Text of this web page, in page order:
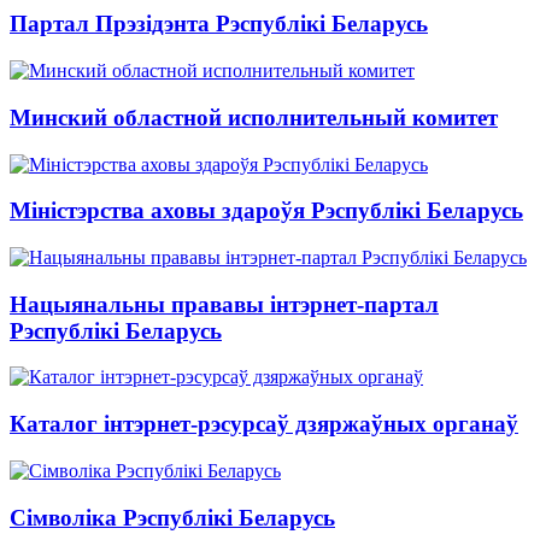
Партал Прэзідэнта Рэспублікі Беларусь
Минский областной исполнительный комитет
Міністэрства аховы здароўя Рэспублікі Беларусь
Нацыянальны прававы інтэрнет-партал
Рэспублікі Беларусь
Каталог інтэрнет-рэсурсаў дзяржаўных органаў
Сімволіка Рэспублікі Беларусь